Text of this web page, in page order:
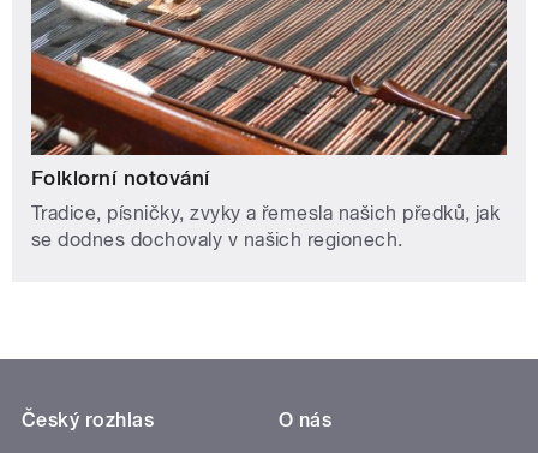
Folklorní notování
Tradice, písničky, zvyky a řemesla našich předků, jak
se dodnes dochovaly v našich regionech.
Český rozhlas
O nás